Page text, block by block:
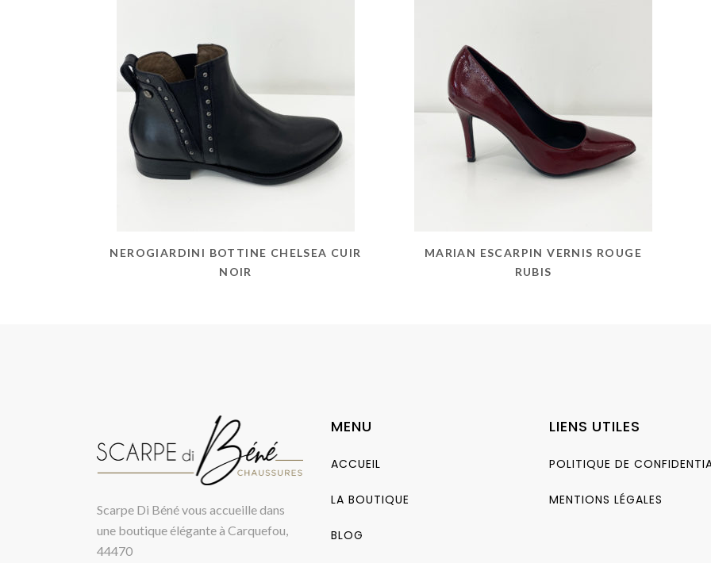
NEROGIARDINI BOTTINE CHELSEA CUIR
NOIR
MARIAN ESCARPIN VERNIS ROUGE
RUBIS
Scarpe Di Béné vous accueille dans
une boutique élégante à Carquefou,
44470
MENU
ACCUEIL
LA BOUTIQUE
BLOG
LIENS UTILES
POLITIQUE DE
MENTIONS LÉGALES